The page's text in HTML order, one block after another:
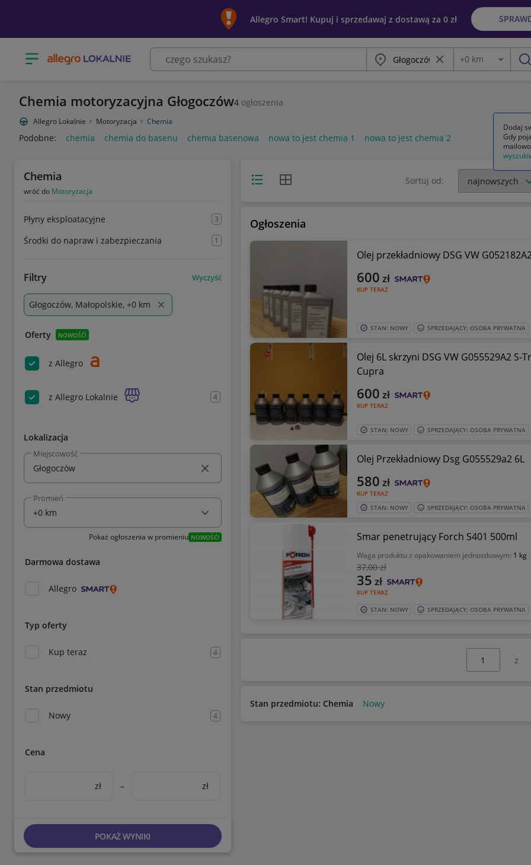
Allegro Smart! Kupuj i sprzedawaj z dostawą za 0 zł
Otwórz menu z kategoriami Miasto Wyczyść frazę
Odległość
+0 km
Chemia motoryzacyjna Głogoczów4 ogłoszenia
Allegro Lokalnie Motoryzacja Chemia
Podobne: chemia chemia do basenu chemia basenowa nowa to jest chemia 1 nowa to jest chemia 2
Chemia
wróć do Motoryzacja
Płyny eksploatacyjne 3
Środki do napraw i zabezpieczania 1
Filtry Wyczyść
Głogoczów, Małopolskie, +0 km
Oferty NOWOŚĆ!
z Allegro
z Allegro Lokalnie 4
Lokalizacja
Miejscowość
Promień
Pokaż ogłoszenia w promieniu NOWOŚĆ!
Darmowa dostawa
Allegro
Typ oferty
Kup teraz 4
Stan przedmiotu
Nowy 4
Cena
zł – zł
POKAŻ WYNIKI
Widok listyWidok siatki Sortuj od:
Ogłoszenia
Olej przekładniowy DSG VW
KUP TERAZ
600 zł
STAN: NOWY SPRZEDAJĄCY: OSOBA PRYWATNA
Olej 6L skrzyni DSG VW G055529A2
Cupra
KUP TERAZ
600 zł
STAN: NOWY SPRZEDAJĄCY: OSOBA PRYWATNA
Olej Przekładniowy Dsg G055529a2 6L
KUP TERAZ
580 zł
STAN: NOWY SPRZEDAJĄCY: OSOBA PRYWATNA
Smar penetrujący Forch S401 500ml
Waga produktu z opakowaniem jednostkowym: 1 kg
37,00 zł
KUP TERAZ
35 zł
STAN: NOWY SPRZEDAJĄCY: OSOBA PRYWATNA
z
Stan przedmiotu: Chemia Nowy
Dodaj
Gdy